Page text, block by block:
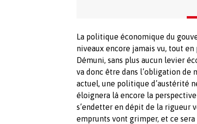
La politique économique du
niveaux encore jamais vu, tout
Démuni, sans plus aucun levier
va donc être dans l’obligation de
actuel, une politique d’austérité
éloignera là encore la
s’endetter en dépit de la rigueur
emprunts vont grimper, et ce